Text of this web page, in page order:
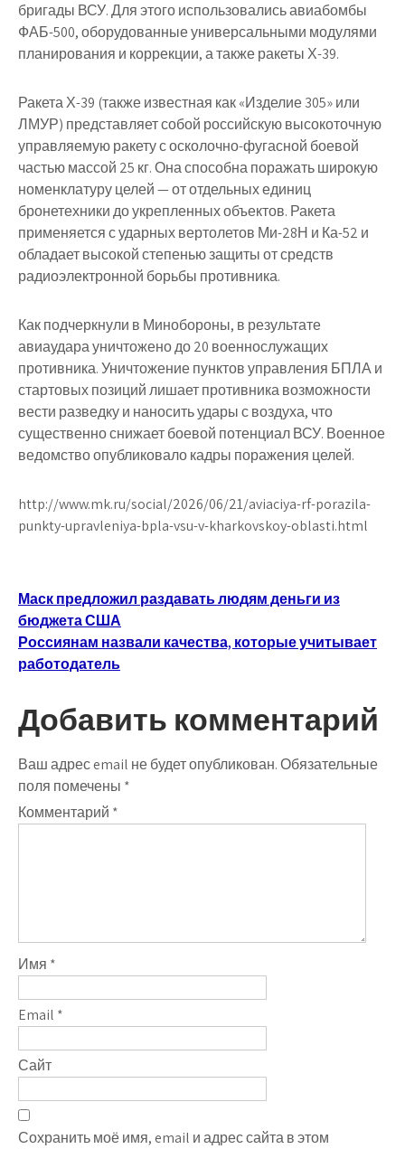
бригады ВСУ. Для этого использовались авиабомбы
ФАБ-500, оборудованные универсальными модулями
планирования и коррекции, а также ракеты Х-39.
Ракета Х-39 (также известная как «Изделие 305» или
ЛМУР) представляет собой российскую высокоточную
управляемую ракету с осколочно-фугасной боевой
частью массой 25 кг. Она способна поражать широкую
номенклатуру целей — от отдельных единиц
бронетехники до укрепленных объектов. Ракета
применяется с ударных вертолетов Ми-28Н и Ка-52 и
обладает высокой степенью защиты от средств
радиоэлектронной борьбы противника.
Как подчеркнули в Минобороны, в результате
авиаудара уничтожено до 20 военнослужащих
противника. Уничтожение пунктов управления БПЛА и
стартовых позиций лишает противника возможности
вести разведку и наносить удары с воздуха, что
существенно снижает боевой потенциал ВСУ. Военное
ведомство опубликовало кадры поражения целей.
http://www.mk.ru/social/2026/06/21/aviaciya-rf-porazila-
punkty-upravleniya-bpla-vsu-v-kharkovskoy-oblasti.html
Навигация
по
записям
Маск предложил раздавать людям деньги из
бюджета США
Россиянам назвали качества, которые учитывает
работодатель
Добавить комментарий
Ваш адрес email не будет опубликован.Обязательные
поля помечены *
Комментарий *
Имя *
Email *
Сайт
Сохранить моё имя, email и адрес сайта в этом